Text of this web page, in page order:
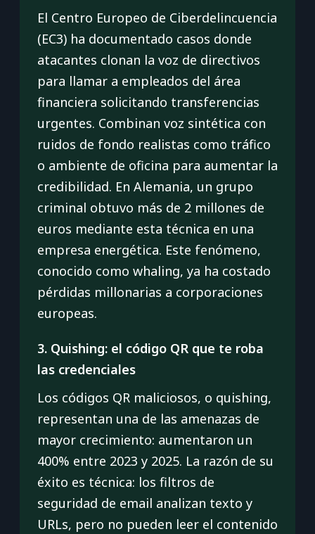
El Centro Europeo de Ciberdelincuencia
(EC3) ha documentado casos donde
atacantes clonan la voz de directivos
para llamar a empleados del área
financiera solicitando transferencias
urgentes. Combinan voz sintética con
ruidos de fondo realistas como tráfico
o ambiente de oficina para aumentar la
credibilidad. En Alemania, un grupo
criminal obtuvo más de 2 millones de
euros mediante esta técnica en una
empresa energética. Este fenómeno,
conocido como whaling, ya ha costado
pérdidas millonarias a corporaciones
europeas.
3. Quishing: el código QR que te roba
las credenciales
Los códigos QR maliciosos, o quishing,
representan una de las amenazas de
mayor crecimiento: aumentaron un
400% entre 2023 y 2025. La razón de su
éxito es técnica: los filtros de
seguridad de email analizan texto y
URLs, pero no pueden leer el contenido